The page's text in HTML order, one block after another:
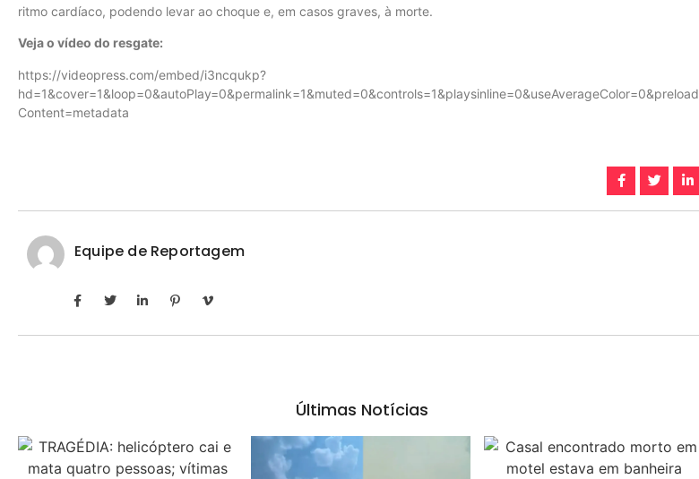
ritmo cardíaco, podendo levar ao choque e, em casos graves, à morte.
Veja o vídeo do resgate:
https://videopress.com/embed/i3ncqukp?
hd=1&cover=1&loop=0&autoPlay=0&permalink=1&muted=0&controls=1&playsinline=0&useAverageColor=0&preload
Content=metadata
Equipe de Reportagem
Últimas Notícias